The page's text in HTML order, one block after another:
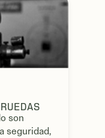
son
seguridad,